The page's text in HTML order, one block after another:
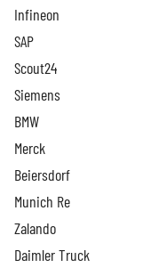
Infineon
SAP
Scout24
Siemens
BMW
Merck
Beiersdorf
Munich Re
Zalando
Daimler Truck